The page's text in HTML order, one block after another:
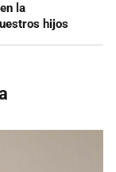
la
hijos